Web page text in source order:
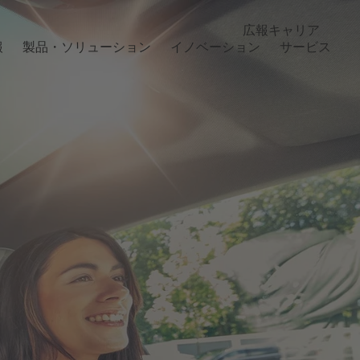
製品・ソリューション イノベーション サービス
広報 キャリア